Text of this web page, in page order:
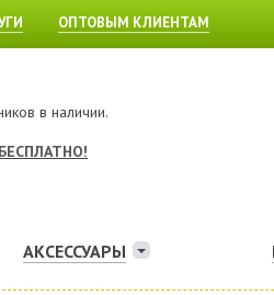
ОПТОВЫМ КЛИЕНТАМ
в наличии.
АКСЕССУАРЫ